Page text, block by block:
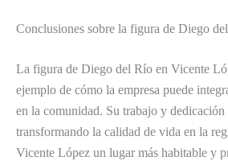
Conclusiones sobre la figura de Diego
La figura de Diego del Río en Vicente
ejemplo de cómo la empresa puede
en la comunidad. Su trabajo y dedicación
transformando la calidad de vida en la
Vicente López un lugar más habitable y